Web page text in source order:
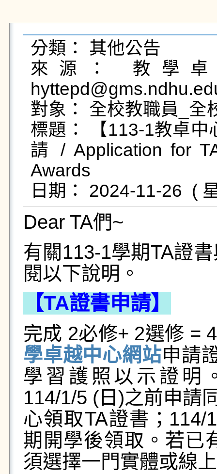
分類： 其他公告
來源： 教學
對象： 全校教職員_全
標題： 【113-1教卓中
請 / Application for
Awards
Dear TA們~
有關113-1學期TA證
閱以下說明。
【TA證書申請】
完成 2必修+ 2選修 =
學卓越中心網站申請
學習護照以示證明
114/1/5 (日)之前申請
心領取TA證書；
期開學後領取。若已
須選擇一門實體或線